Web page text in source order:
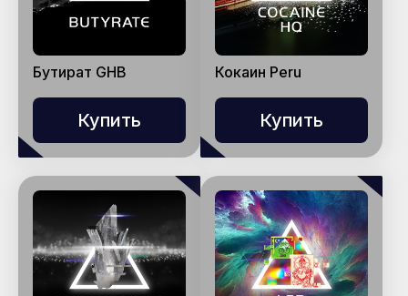
Бутират GHB
Купить
Кокаин Peru
Купить